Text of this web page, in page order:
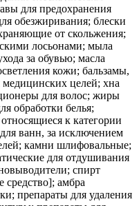
для предохранения
обезжиривания; блески
от скольжения;
лосьонами; мыла
за обувью; масла
кожи; бальзамы,
целей; хна
для волос; жиры
обработки белья;
к категории
ванн, за исключением
камни шлифовальные;
для отдушивания
спирт
амбра
препараты для удаления